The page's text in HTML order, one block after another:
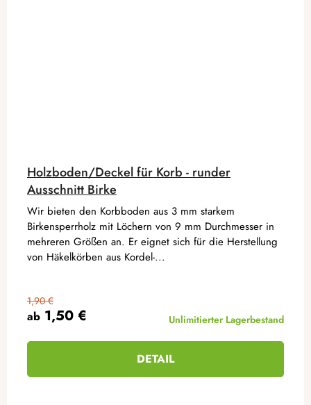
Holzboden/Deckel für Korb - runder
Ausschnitt Birke
ab 1,50 €
1,90 €
Unlimitierter Lagerbestand
DETAIL
Wir bieten den Korbboden aus 3 mm starkem
Birkensperrholz mit Löchern von 9 mm Durchmesser in
mehreren Größen an. Er eignet sich für die Herstellung
von Häkelkörben aus Kordel-...